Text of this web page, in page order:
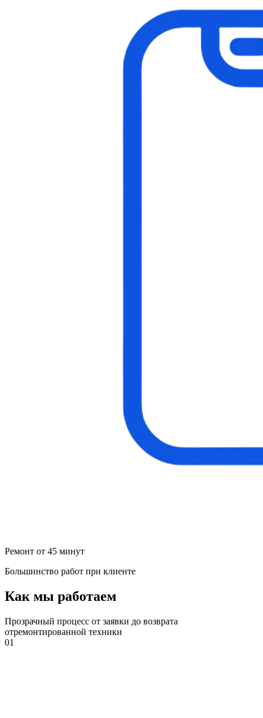
Ремонт от 45 минут
Большинство работ при клиенте
Как мы работаем
Прозрачный процесс от заявки до возврата
отремонтированной техники
01